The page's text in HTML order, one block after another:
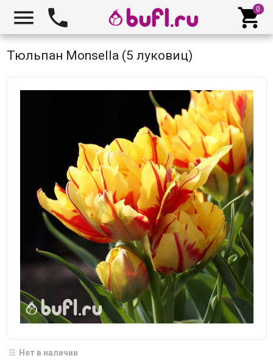
  
Тюльпан Monsella (5 луковиц)
Нет в наличии